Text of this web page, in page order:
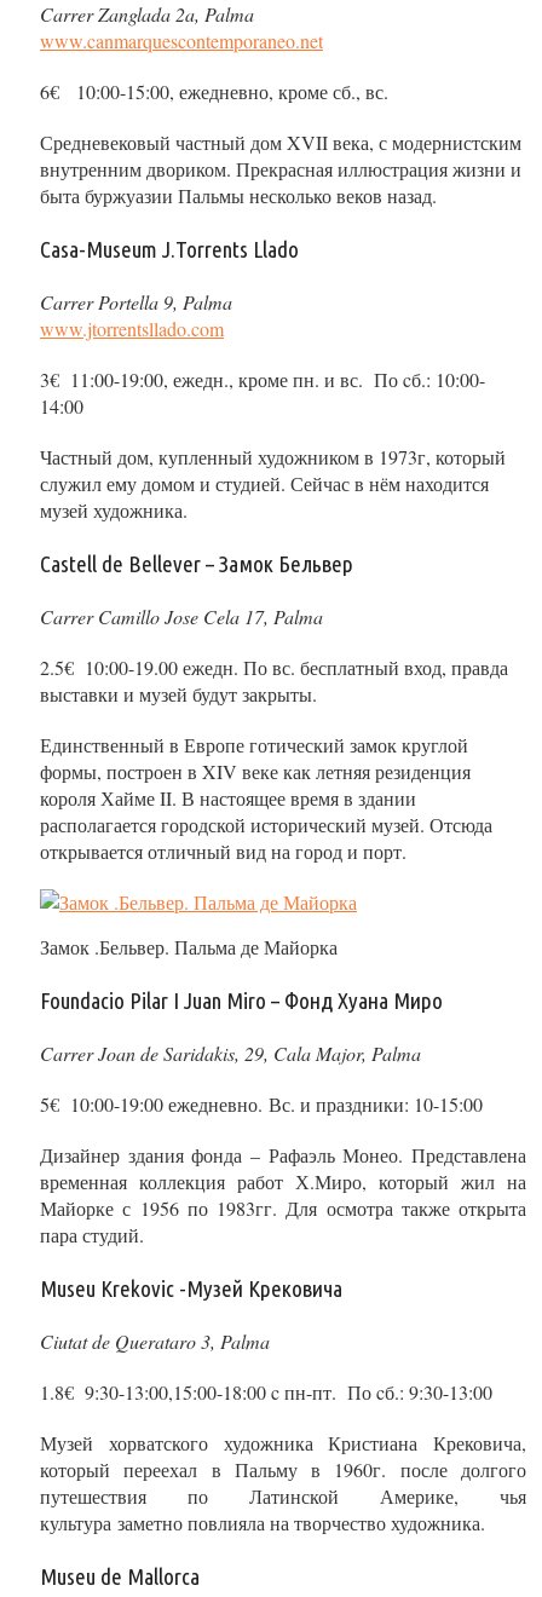
Carrer Zanglada 2a, Palma
www.canmarquescontemporaneo.net
6€ 10:00-15:00, ежедневно, кроме сб., вс.
Средневековый частный дом XVII века, с модернистским
внутренним двориком. Прекрасная иллюстрация жизни и
быта буржуазии Пальмы несколько веков назад.
Casa-Museum J.Torrents Llado
Carrer Portella 9, Palma
www.jtorrentsllado.com
3€ 11:00-19:00, ежедн., кроме пн. и вс. По cб.: 10:00-
14:00
Частный дом, купленный художником в 1973г, который
служил ему домом и студией. Сейчас в нём находится
музей художника.
Castell de Bellever – Замок Бельвер
Carrer Camillo Jose Cela 17, Palma
2.5€ 10:00-19.00 ежедн. По вс. бесплатный вход, правда
выставки и музей будут закрыты.
Единственный в Европе готический замок круглой
формы, построен в XIV веке как летняя резиденция
короля Хайме II. В настоящее время в здании
располагается городской исторический музей. Отсюда
открывается отличный вид на город и порт.
Замок .Бельвер. Пальма де Майорка
Foundacio Pilar I Juan Miro – Фонд Хуана Миро
Carrer Joan de Saridakis, 29, Cala Major, Palma
5€ 10:00-19:00 ежедневно. Вс. и праздники: 10-15:00
Дизайнер здания фонда – Рафаэль Монео. Представлена
временная коллекция работ Х.Миро, который жил на
Майорке с 1956 по 1983гг. Для осмотра также открыта
пара студий.
Museu Krekovic -Музей Крековича
Ciutat de Querataro 3, Palma
1.8€ 9:30-13:00,15:00-18:00 c пн-пт. По cб.: 9:30-13:00
Музей хорватского художника Кристиана Крековича,
который переехал в Пальму в 1960г. после долгого
путешествия по Латинской Америке, чья
культура заметно повлияла на творчество художника.
Museu de Mallorca